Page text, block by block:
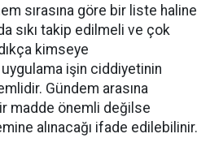
sırasına göre bir liste haline
sıkı takip edilmeli ve çok
kimseye
uygulama işin ciddiyetinin
Gündem arasına
madde önemli değilse
alınacağı ifade edilebilinir.